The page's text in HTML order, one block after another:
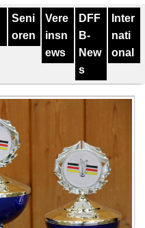
Seni
oren
Vere
insn
ews
DFF
B-
New
s
Inter
nati
onal